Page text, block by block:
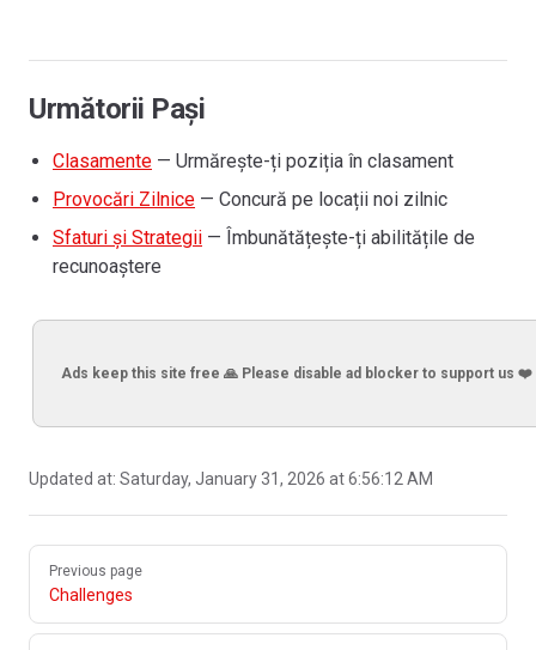
Următorii Pași
Clasamente — Urmărește-ți poziția în clasament
Provocări Zilnice — Concură pe locații noi zilnic
Sfaturi și Strategii — Îmbunătățește-ți abilitățile de
recunoaștere
Ads keep this site free 🙏 Please disable ad blocker to support us ❤️
Updated at: Saturday, January 31, 2026 at 6:56:12 AM
Pager
Previous page
Challenges